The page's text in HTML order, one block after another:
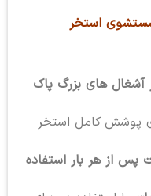
استخر
آشغال های بزرگ پاک
پوشش کامل استخر
پس از هر بار استفاده